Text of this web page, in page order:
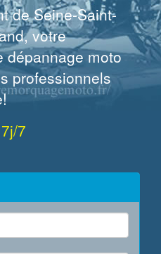
de Seine-Saint-
votre
dépannage moto
professionnels
7